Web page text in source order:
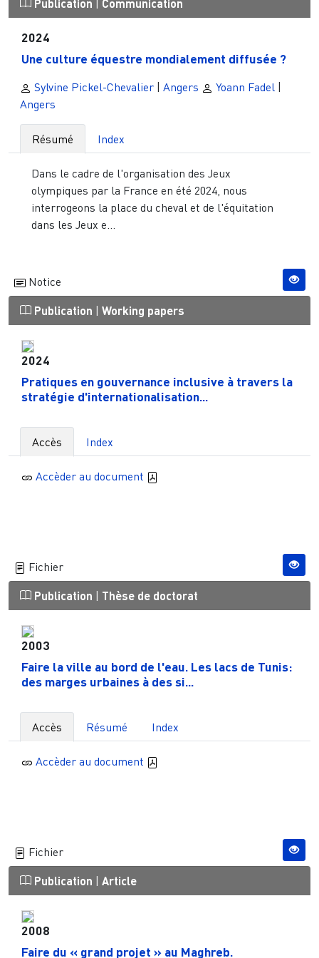
Publication | Communication
2024
Une culture équestre mondialement diffusée ?
Sylvine Pickel-Chevalier | Angers Yoann Fadel |
Angers
Résumé Index
Dans le cadre de l'organisation des Jeux
olympiques par la France en été 2024, nous
interrogeons la place du cheval et de l'équitation
dans les Jeux e...
Notice
Publication | Working papers
2024
Pratiques en gouvernance inclusive à travers la
stratégie d'internationalisation...
Accès Index
Accèder au document
Fichier
Publication | Thèse de doctorat
2003
Faire la ville au bord de l'eau. Les lacs de Tunis:
des marges urbaines à des si...
Accès Résumé Index
Accèder au document
Fichier
Publication | Article
2008
Faire du « grand projet » au Maghreb.